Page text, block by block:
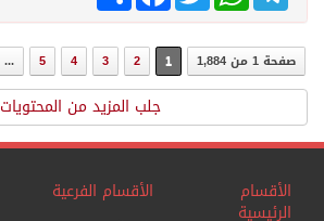
صفحة 1 من 1,884 1
2
3
4
5
...
جلب المزيد من المحتويات
الأقسام
الرئيسية
الأقسام الفرعية